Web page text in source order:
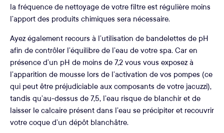
la fréquence de nettoyage de votre filtre est régulière moins
l’apport des produits chimiques sera nécessaire.
Ayez également recours à l’utilisation de bandelettes de pH
afin de contrôler l’équilibre de l’eau de votre spa. Car en
présence d’un pH de moins de 7,2 vous vous exposez à
l’apparition de mousse lors de l’activation de vos pompes (ce
qui peut être préjudiciable aux composants de votre jacuzzi),
tandis qu’au-dessus de 7,5, l’eau risque de blanchir et de
laisser le calcaire présent dans l’eau se précipiter et recouvrir
votre coque d’un dépôt blanchâtre.